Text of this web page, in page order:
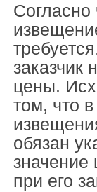
заказчик
цены.
том, что в
обязан
значение
при его